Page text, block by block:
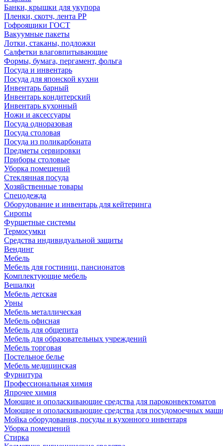
Банки, крышки для укупора
Пленки, скотч, лента РР
Гофроящики ГОСТ
Вакуумные пакеты
Лотки, стаканы, подложки
Салфетки влаговпитывающие
Формы, бумага, пергамент, фольга
Посуда и инвентарь
Посуда для японской кухни
Инвентарь барный
Инвентарь кондитерский
Инвентарь кухонный
Ножи и аксессуары
Посуда одноразовая
Посуда столовая
Посуда из поликарбоната
Предметы сервировки
Приборы столовые
Уборка помещений
Стеклянная посуда
Хозяйственные товары
Спецодежда
Оборудование и инвентарь для кейтеринга
Сиропы
Фуршетные системы
Термосумки
Средства индивидуальной защиты
Вендинг
Мебель
Мебель для гостиниц, пансионатов
Комплектующие мебель
Вешалки
Мебель детская
Урны
Мебель металлическая
Мебель офисная
Мебель для общепита
Мебель для образовательных учреждений
Мебель торговая
Постельное белье
Мебель медицинская
Фурнитура
Профессиональная химия
Япрочее химия
Моющие и ополаскивающие средства для пароконвектоматов
Моющие и ополаскивающие средства для посудомоечных
Мойка оборудования, посуды и кухонного инвентаря
Уборка помещений
Стирка